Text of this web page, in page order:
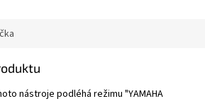
nástroje podléhá režimu "YAMAHA